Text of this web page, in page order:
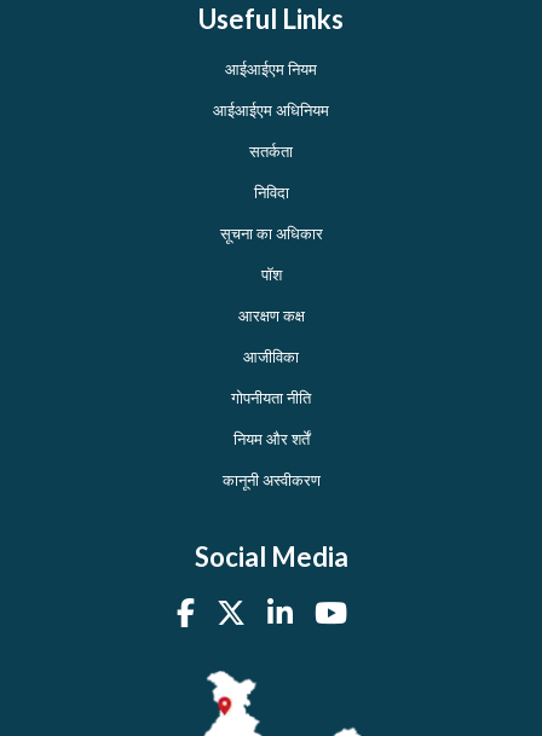
Useful Links
आईआईएम नियम
आईआईएम अधिनियम
सतर्कता
निविदा
सूचना का अधिकार
पॉश
आरक्षण कक्ष
आजीविका
गोपनीयता नीति
नियम और शर्तें
कानूनी अस्वीकरण
Social Media